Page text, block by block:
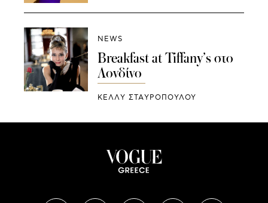
NEWS
Breakfast at Tiffany’s στο
Λονδίνο
ΚΕΛΛΥ ΣΤΑΥΡΟΠΟΥΛΟΥ